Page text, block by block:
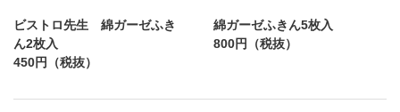
ビストロ先生 綿ガーゼふき
ん2枚入
450円（税抜）
綿ガーゼふきん5枚入
800円（税抜）